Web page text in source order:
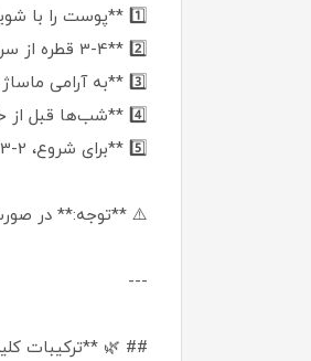
1️⃣ **پوست را با شوینده ملایم تمیز کنید** و خشک نمایید.
2️⃣ **3-4 قطره از سرم** را روی صورت و گردن بمالید. (از ناحیه دور چشم اجتناب کنید.)
3️⃣ **به آرامی ماساژ دهید** تا کاملاً جذب شود.
4️⃣ **شب‌ها قبل از خواب** استفاده کنید. (در طول روز حتماً ضدآفتاب بزنید.)
5️⃣ **برای شروع، 2-3 بار در هفته** مصرف کنید و به تدریج به هر شب برسانید.
⚠️ **توجه:** در
---
## 🌿 **ترکیبات